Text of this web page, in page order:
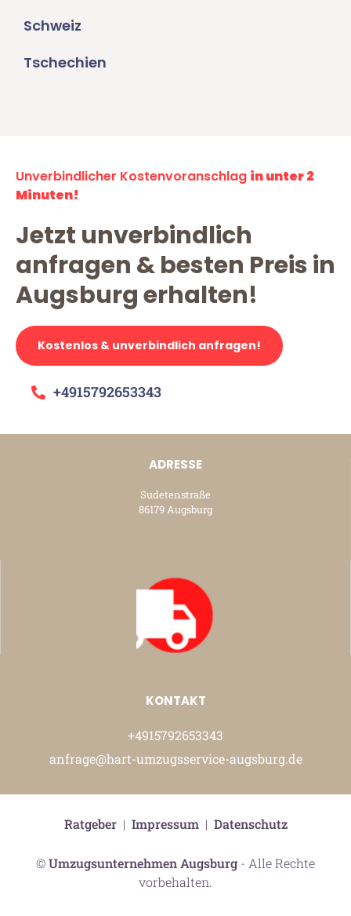
Schweiz
Tschechien
Unverbindlicher Kostenvoranschlag in unter 2
Minuten!
Jetzt unverbindlich
anfragen & besten Preis in
Augsburg erhalten!
Kostenlos & unverbindlich anfragen!
+4915792653343
ADRESSE
Sudetenstraße
86179 Augsburg
KONTAKT
+4915792653343
anfrage@hart-umzugsservice-augsburg.de
©Umzugsunternehmen Augsburg - Alle Rechte
vorbehalten.
Ratgeber| Impressum| Datenschutz